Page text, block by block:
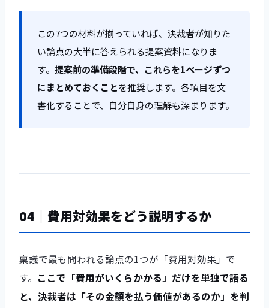
この7つの材料が揃っていれば、決裁者が知りた
い論点の大半に答えられる提案資料になりま
す。 提案前の準備段階で、これらを1ページずつ
にまとめておくことを推奨します。各項目を文
書化することで、自分自身の理解も深まります。
04｜費用対効果をどう説明するか
稟議で最も問われる論点の1つが「費用対効果」で
す。 ここで「費用がいくらかかる」だけを単独で語る
と、決裁者は「その金額を払う価値があるのか」を判